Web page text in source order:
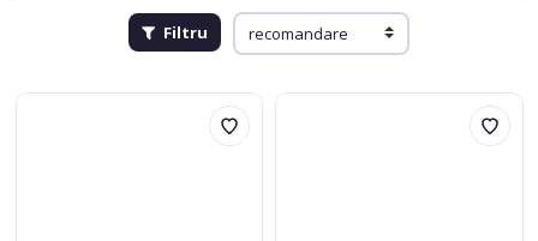
Filtru
Istanbul
Istanbul